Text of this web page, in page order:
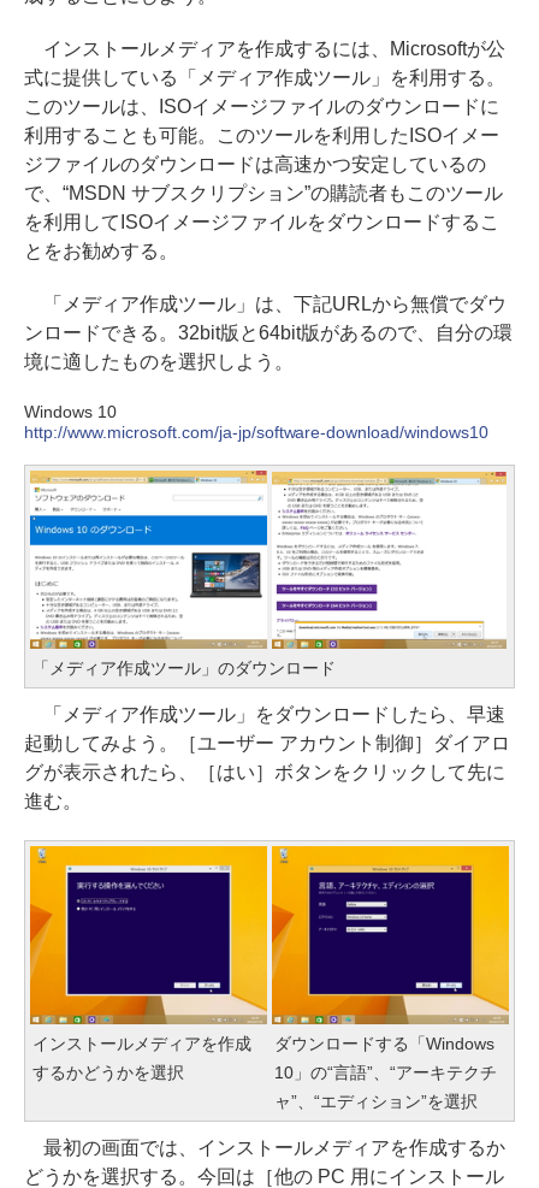
インストールメディアを作成するには、Microsoftが公
式に提供している「メディア作成ツール」を利用する。
このツールは、ISOイメージファイルのダウンロードに
利用することも可能。このツールを利用したISOイメー
ジファイルのダウンロードは高速かつ安定しているの
で、“MSDN サブスクリプション”の購読者もこのツール
を利用してISOイメージファイルをダウンロードするこ
とをお勧めする。
「メディア作成ツール」は、下記URLから無償でダウ
ンロードできる。32bit版と64bit版があるので、自分の環
境に適したものを選択しよう。
Windows 10
http://www.microsoft.com/ja-jp/software-download/windows10
「メディア作成ツール」のダウンロード
「メディア作成ツール」をダウンロードしたら、早速
起動してみよう。［ユーザー アカウント制御］ダイアロ
グが表示されたら、［はい］ボタンをクリックして先に
進む。
インストールメディアを作成
するかどうかを選択
ダウンロードする「Windows
10」の“言語”、“アーキテクチ
ャ”、“エディション”を選択
最初の画面では、インストールメディアを作成するか
どうかを選択する。今回は［他の PC 用にインストール